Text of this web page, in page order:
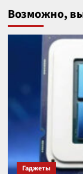
Возможно,
Гаджеты